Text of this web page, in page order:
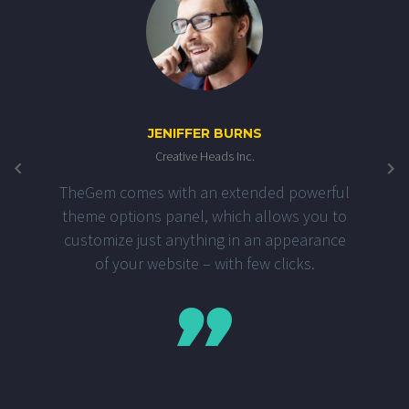
JENIFFER BURNS
Creative Heads Inc.
TheGem comes with an extended powerful
theme options panel, which allows you to
customize just anything in an appearance
of your website – with few clicks.
